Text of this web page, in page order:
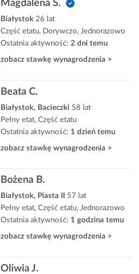
Magdalena S.
Białystok 26 lat
Część etatu, Dorywczo, Jednorazowo
Ostatnia aktywność: 2 dni temu
zobacz stawkę wynagrodzenia >
Beata C.
Białystok, Bacieczki 58 lat
Pełny etat, Część etatu
Ostatnia aktywność: 1 dzień temu
zobacz stawkę wynagrodzenia >
Bożena B.
Białystok, Piasta II
57 lat
Pełny etat, Część etatu, Jednorazowo
Ostatnia aktywność: 1 godzina temu
zobacz stawkę wynagrodzenia >
Oliwia J.